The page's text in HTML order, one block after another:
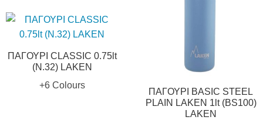
ΠΑΓΟΥΡΙ CLASSIC 0.75lt
(N.32) LAKEN
+6 Colours
ΠΑΓΟΥΡΙ BASIC STEEL
PLAIN LAKEN 1lt (BS100)
LAKEN